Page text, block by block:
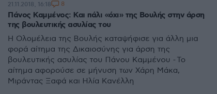
Πάνος Καμμένος: Και πάλι «όχι» της Βουλής στην άρση
της βουλευτικής ασυλίας του
Η Ολομέλεια της Βουλής καταψήφισε για άλλη μια
φορά αίτημα της Δικαιοσύνης για άρση της
βουλευτικής ασυλίας του Πάνου Καμμένου - Το
αίτημα αφορούσε σε μήνυση των Χάρη Μάκα,
Μιράντας Ξαφά και Ηλία Κανέλλη
21.11.2018, 16:18 8